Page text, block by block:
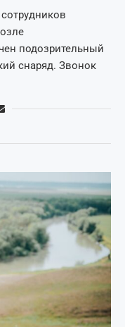
подозрительный
снаряд. Звонок